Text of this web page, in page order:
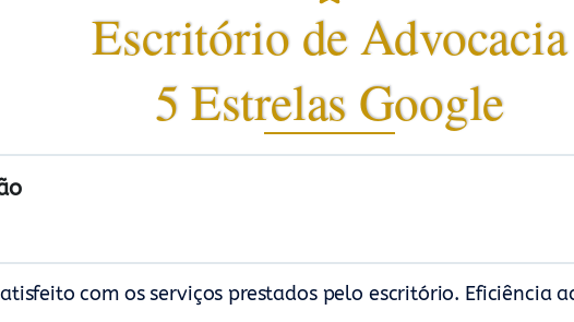
Escritório de Advocacia
5 Estrelas Google
com os serviços prestados pelo escritório. Eficiência